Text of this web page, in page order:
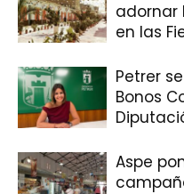
adornar
en las
Petrer
Bonos
Aspe